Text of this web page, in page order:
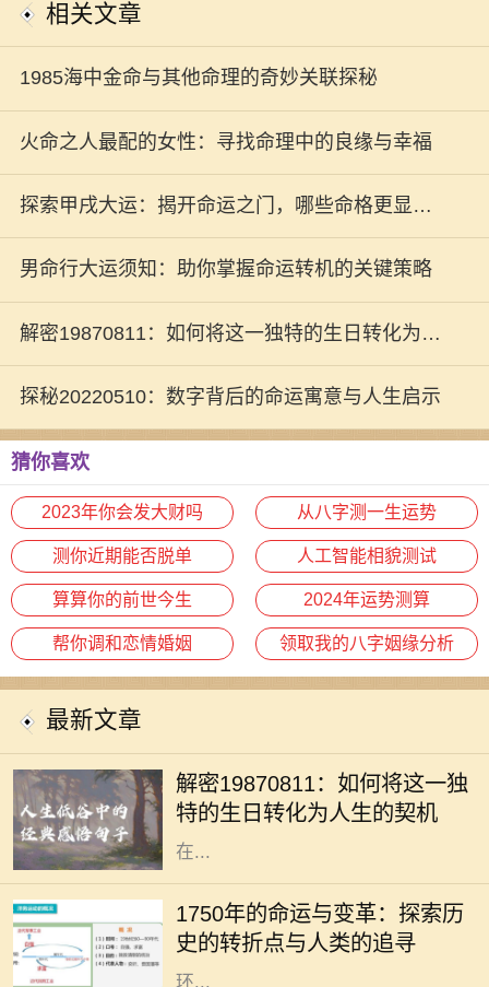
相关文章
1985海中金命与其他命理的奇妙关联探秘
火命之人最配的女性：寻找命理中的良缘与幸福
探索甲戌大运：揭开命运之门，哪些命格更显鸿
运？
男命行大运须知：助你掌握命运转机的关键策略
解密19870811：如何将这一独特的生日转化为人
生的契机
探秘20220510：数字背后的命运寓意与人生启示
猜你喜欢
2023年你会发大财吗 从八字测一生运势
测你近期能否脱单 人工智能相貌测试
算算你的前世今生 2024年运势测算
帮你调和恋情婚姻 领取我的八字姻缘分析
最新文章
解密19870811：如何将这一独
特的生日转化为人生的契机
命理分析的重要依据。1987年8月11
日出生的人士，有着独特的命格，这
不仅影响着性格、人际关系，还有潜
在...
1750年的命运与变革：探索历
史的转折点与人类的追寻
1750年是一个重要的历史节点，它标
志着人类社会在工业化、科学和文化
等多个领域的变革。从农业社会向工
业社会的转变，折射出人类对生活及
环...